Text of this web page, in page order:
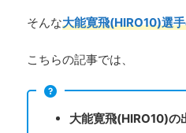
そんな大能寛飛(HIRO10)選
こちらの記事では、
大能寛飛(HIRO10)の